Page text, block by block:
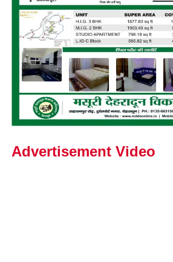
Advertisement Video